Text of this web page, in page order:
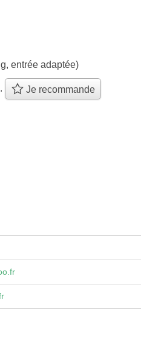
entrée adaptée)
Je recommande